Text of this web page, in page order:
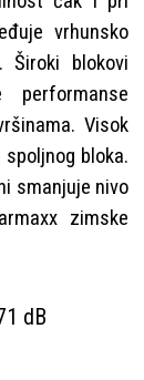
vrhunsko
Široki blokovi
performanse
Visok
bloka.
smanjuje nivo
zimske
dB